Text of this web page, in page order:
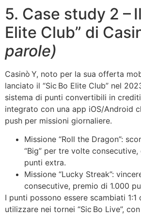
5. Case study 2 –
Elite Club” di
parole)
Casinò Y, noto per la sua offerta
lanciato il “Sic Bo Elite Club” nel
sistema di punti convertibili in
integrato con una app iOS/Android
push per missioni giornaliere.
Missione “Roll the Dragon”:
“Big” per tre volte
punti extra.
Missione “Lucky Streak”:
consecutive, premio di 1.000
I punti possono essere scambiati
utilizzare nei tornei “Sic Bo Live”,